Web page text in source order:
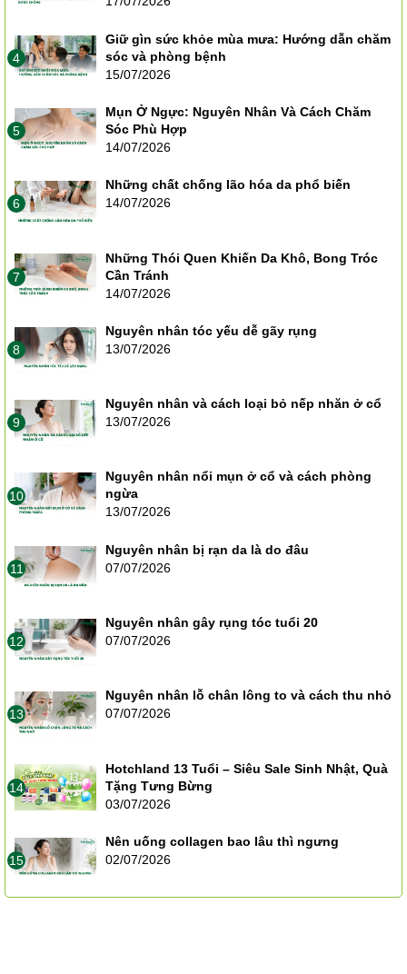
4
Giữ gìn sức khỏe mùa mưa: Hướng dẫn chăm
sóc và phòng bệnh
15/07/2026
5
Mụn Ở Ngực: Nguyên Nhân Và Cách Chăm
Sóc Phù Hợp
14/07/2026
6
Những chất chống lão hóa da phổ biến
14/07/2026
7
Những Thói Quen Khiến Da Khô, Bong Tróc
Cần Tránh
14/07/2026
8
Nguyên nhân tóc yếu dễ gãy rụng
13/07/2026
9
Nguyên nhân và cách loại bỏ nếp nhăn ở cổ
13/07/2026
10
Nguyên nhân nổi mụn ở cổ và cách phòng
ngừa
13/07/2026
11
Nguyên nhân bị rạn da là do đâu
07/07/2026
12
Nguyên nhân gây rụng tóc tuổi 20
07/07/2026
13
Nguyên nhân lỗ chân lông to và cách thu nhỏ
07/07/2026
14
Hotchland 13 Tuổi – Siêu Sale Sinh Nhật, Quà
Tặng Tưng Bừng
03/07/2026
15
Nên uống collagen bao lâu thì ngưng
02/07/2026